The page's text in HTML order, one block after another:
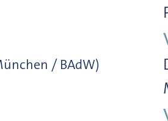
/ BAdW)